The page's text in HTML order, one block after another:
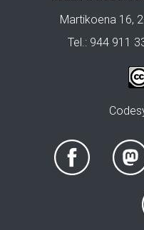
Martikoena 16,
Tel.: 944 911